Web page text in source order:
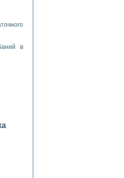
им. Н.И. Лобачевского
в